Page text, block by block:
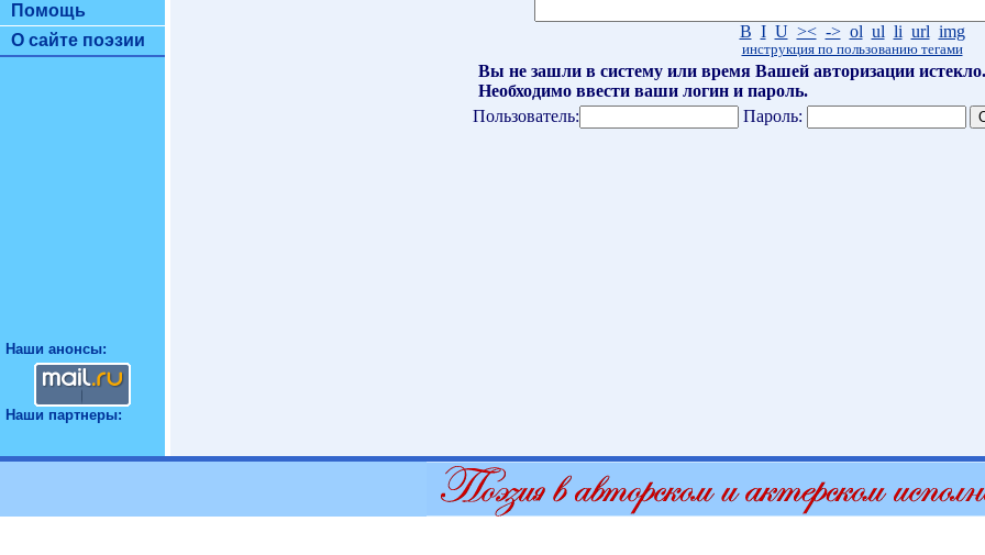
Помощь
О сайте поэзии
Наши анонсы:
Наши партнеры:
B I U >< -> ol ul li url img
инструкция по пользованию тегами
Вы не зашли в систему или время Вашей авторизации истекло.
Необходимо ввести ваши логин и пароль.
Пользователь:
Пароль: